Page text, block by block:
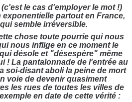
le cas d'employer le mot !)
partout en France,
semble irréversible.
chose toute pourrie qui nous
nous inflige en ce moment le
désole et "désespère" même
! La pantalonnade de l'entrée au
soi-disant aboli la peine de mort
voie de devenir quasiment
les rues de toutes les villes de
en date de cette vérité :